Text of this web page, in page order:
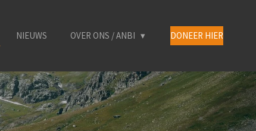
NIEUWS OVER ONS / ANBI DONEER HIER